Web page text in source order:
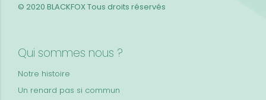
Qui sommes nous ?
Notre histoire
Un renard pas si commun
© 2020 BLACKFOXTous droits réservés